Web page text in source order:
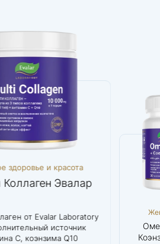
здоровье и красота
Эвалар
от Evalar Laboratory
источник
С, коэнзима Q10
веществ
Женское
здоровье и
красота
Мульти
Коллаген